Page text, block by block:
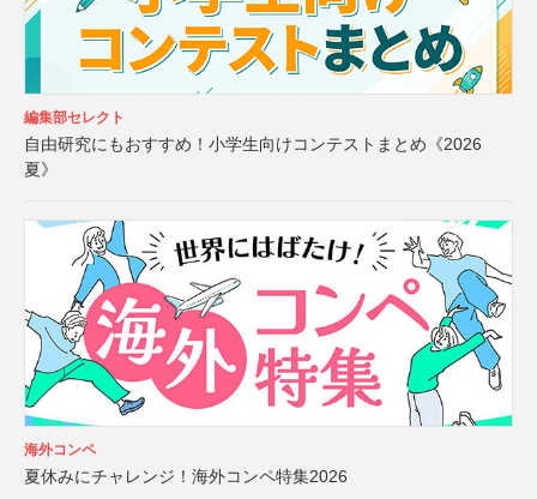
編集部セレクト
自由研究にもおすすめ！小学生向けコンテストまとめ《2026
夏》
海外コンペ
夏休みにチャレンジ！海外コンペ特集2026